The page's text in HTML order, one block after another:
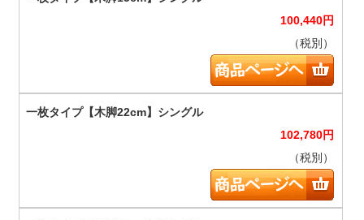
100,440円
（税別）
102,780円
（税別）